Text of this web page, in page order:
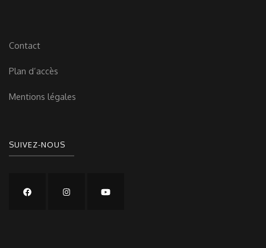
Contact
Plan d’accès
Mentions légales
SUIVEZ-NOUS